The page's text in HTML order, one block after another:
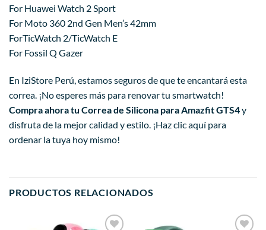
For Huawei Watch 2 Sport
For Moto 360 2nd Gen Men’s 42mm
ForTicWatch 2/TicWatch E
For Fossil Q Gazer
En IziStore Perú, estamos seguros de que te encantará esta
correa. ¡No esperes más para renovar tu smartwatch!
Compra ahora tu Correa de Silicona para Amazfit GTS4y
disfruta de la mejor calidad y estilo. ¡Haz clic aquí para
ordenar la tuya hoy mismo!
PRODUCTOS RELACIONADOS